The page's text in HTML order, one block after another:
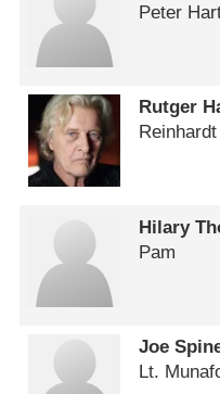
Peter
Rutger
Hilary
Pam
Joe
Lt.